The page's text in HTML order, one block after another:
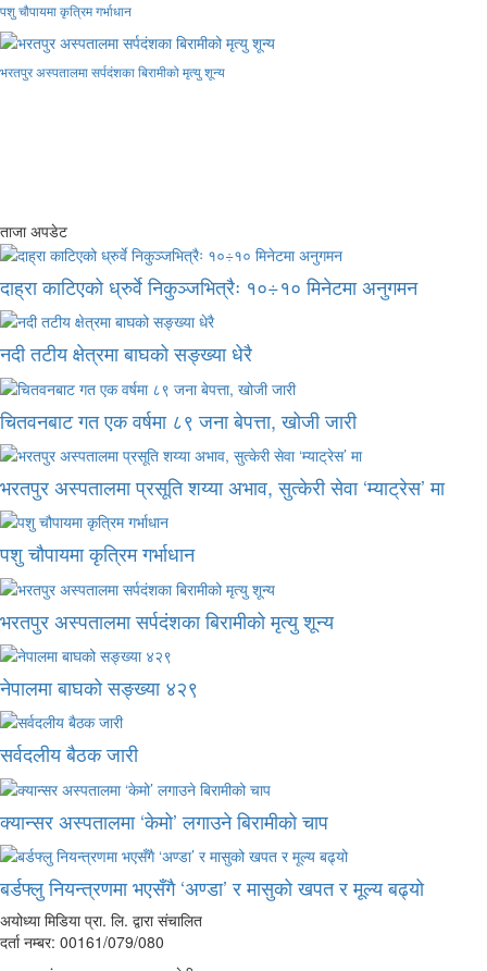
पशु चौपायमा कृत्रिम गर्भाधान
भरतपुर अस्पतालमा सर्पदंशका बिरामीको मृत्यु शून्य
ताजा अपडेट
दाह्रा काटिएको ध्रुर्वे निकुञ्जभित्रैः १०÷१० मिनेटमा अनुगमन
नदी तटीय क्षेत्रमा बाघको सङ्ख्या धेरै
चितवनबाट गत एक वर्षमा ८९ जना बेपत्ता, खोजी जारी
भरतपुर अस्पतालमा प्रसूति शय्या अभाव, सुत्केरी सेवा ‘म्याट्रेस’ मा
पशु चौपायमा कृत्रिम गर्भाधान
भरतपुर अस्पतालमा सर्पदंशका बिरामीको मृत्यु शून्य
नेपालमा बाघको सङ्ख्या ४२९
सर्वदलीय बैठक जारी
क्यान्सर अस्पतालमा ‘केमो’ लगाउने बिरामीको चाप
बर्डफ्लु नियन्त्रणमा भएसँगै ‘अण्डा’ र मासुको खपत र मूल्य बढ्यो
अयोध्या मिडिया प्रा. लि. द्वारा संचालित
दर्ता नम्बर: 00161/079/080